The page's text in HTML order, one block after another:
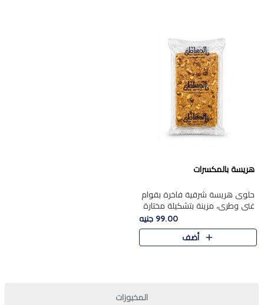
هريسة بالمكسرات
حلوى هريسة شرقية فاخرة بقوام
غني وطري، مزينة بتشكيلة مختارة
من المكسرات الفاخرة التي تضيف
قرمشة مميزة ونكهة غنية في كل
قطعة. تجمع بين المذاق..
99.00 جنيه
أضف
المخبوزات